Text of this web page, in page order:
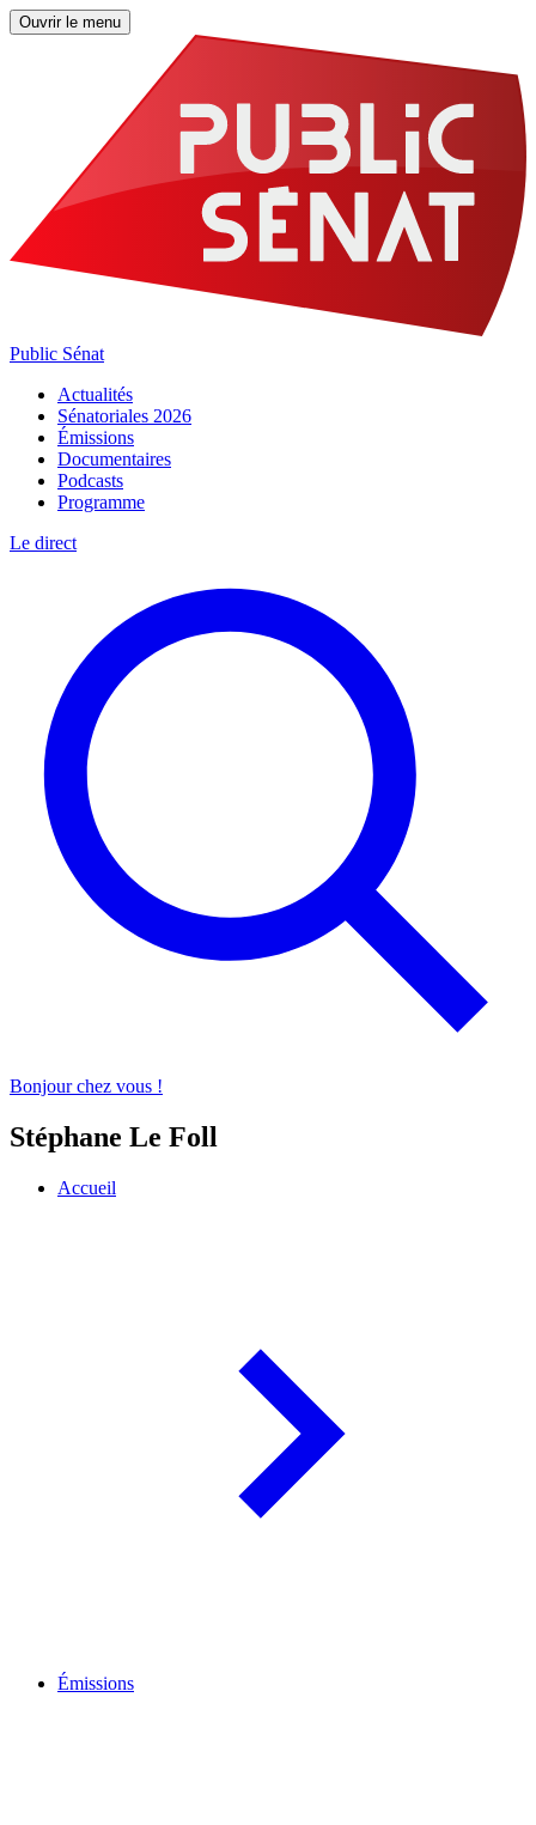
Ouvrir le menu
Public Sénat
Actualités
Sénatoriales 2026
Émissions
Documentaires
Podcasts
Programme
Le direct
Bonjour chez vous !
Stéphane Le Foll
Accueil
Émissions